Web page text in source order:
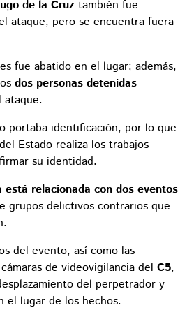
de la Cruz también fue
ataque, pero se encuentra fuera
fue abatido en el lugar; además,
dos personas detenidas
ataque.
portaba identificación, por lo que
Estado realiza los trabajos
su identidad.
está relacionada con dos eventos
grupos delictivos contrarios que
del evento, así como las
de videovigilancia del C5,
del perpetrador y
el lugar de los hechos.